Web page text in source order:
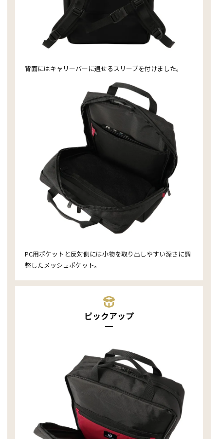
背面にはキャリーバーに通せるスリーブを付けました。
PC用ポケットと反対側には小物を取り出しやすい深さに調
整したメッシュポケット。
ピックアップ